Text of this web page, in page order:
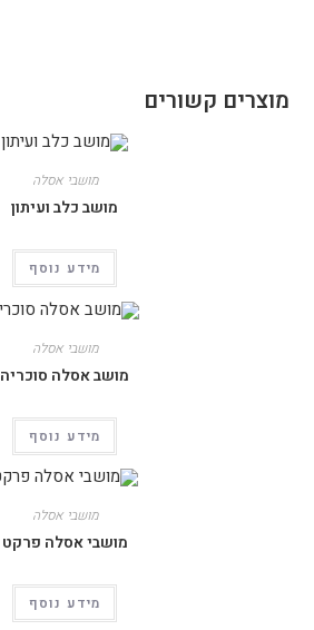
מוצרים קשורים
מושבי אסלה
מושב כלב ועיתון
מידע נוסף
מושבי אסלה
מושב אסלה סוכריה
מידע נוסף
מושבי אסלה
מושבי אסלה פרקט
מידע נוסף